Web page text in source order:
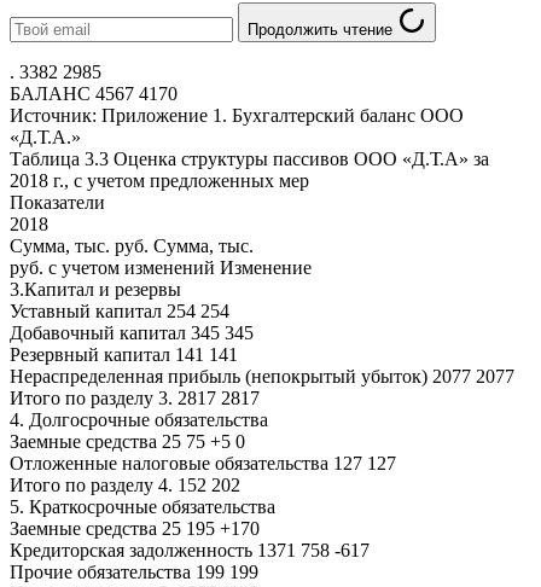
Продолжить чтение
. 3382 2985
БАЛАНС 4567 4170
Источник: Приложение 1. Бухгалтерский баланс ООО
«Д.Т.А.»
Таблица 3.3 Оценка структуры пассивов ООО «Д.Т.А» за
2018 г., с учетом предложенных мер
Показатели
2018
Сумма, тыс. руб. Сумма, тыс.
руб. с учетом изменений Изменение
3.Капитал и резервы
Уставный капитал 254 254
Добавочный капитал 345 345
Резервный капитал 141 141
Нераспределенная прибыль (непокрытый убыток) 2077 2077
Итого по разделу 3. 2817 2817
4. Долгосрочные обязательства
Заемные средства 25 75 +5 0
Отложенные налоговые обязательства 127 127
Итого по разделу 4. 152 202
5. Краткосрочные обязательства
Заемные средства 25 195 +170
Кредиторская задолженность 1371 758 -617
Прочие обязательства 199 199